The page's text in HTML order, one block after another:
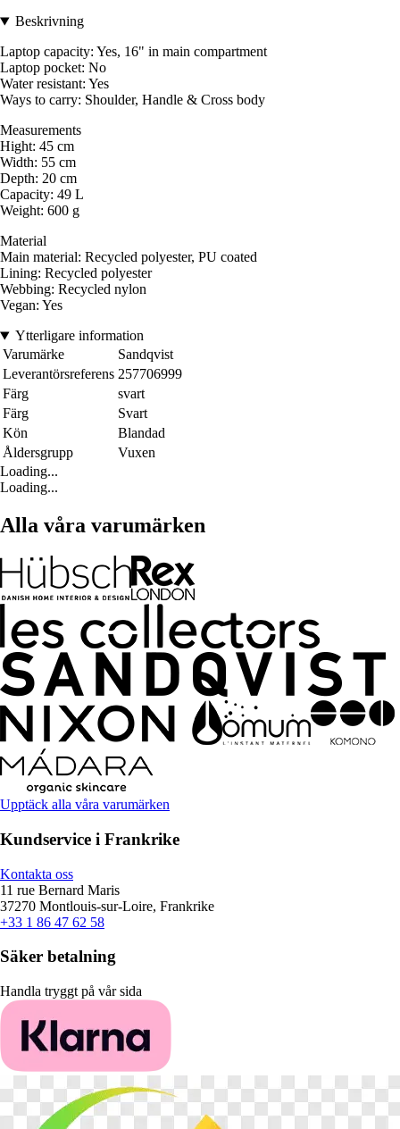
Beskrivning
Laptop capacity: Yes, 16" in main compartment
Laptop pocket: No
Water resistant: Yes
Ways to carry: Shoulder, Handle & Cross body
Measurements
Hight: 45 cm
Width: 55 cm
Depth: 20 cm
Capacity: 49 L
Weight: 600 g
Material
Main material: Recycled polyester, PU coated
Lining: Recycled polyester
Webbing: Recycled nylon
Vegan: Yes
Ytterligare information
Varumärke
Sandqvist
Leverantörsreferens 257706999
Färg
svart
Färg
Svart
Kön
Blandad
Åldersgrupp
Vuxen
Loading...
Loading...
Alla våra varumärken
Upptäck alla våra varumärken
Kundservice i Frankrike
Kontakta oss
11 rue Bernard Maris
37270 Montlouis-sur-Loire, Frankrike
+33 1 86 47 62 58
Säker betalning
Handla tryggt på vår sida